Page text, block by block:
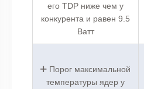
его TDP ниже чем у
конкурента и равен 9.5
Ватт
Порог максимальной
температуры ядер у